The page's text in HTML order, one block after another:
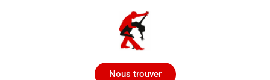
Nous trouver